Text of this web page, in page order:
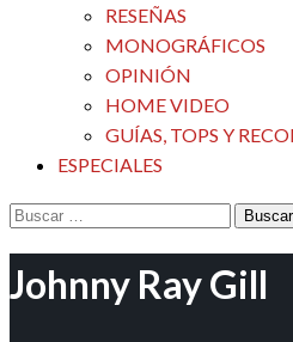
RESEÑAS
MONOGRÁFICOS
OPINIÓN
HOME VIDEO
GUÍAS, TOPS Y
ESPECIALES
Buscar:
Johnny Ray Gill